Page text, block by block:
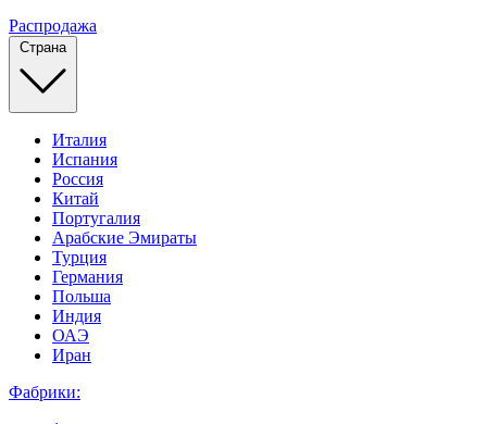
Распродажа
Страна
Италия
Испания
Россия
Китай
Португалия
Арабские Эмираты
Турция
Германия
Польша
Индия
ОАЭ
Иран
Фабрики: